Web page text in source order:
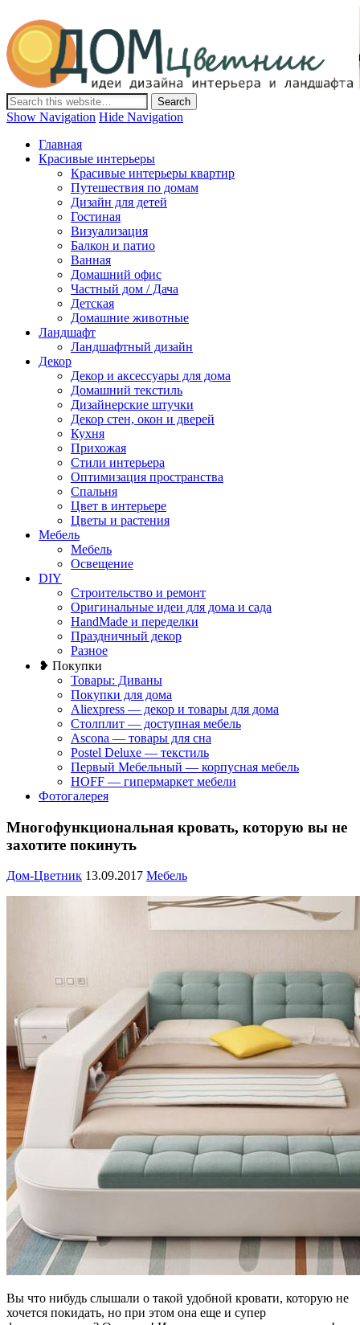
Дом-Цветник
Дизайн интерьера и ландшафта, декор и обустройство дома.
Идеи со всего мира.
Show Navigation Hide Navigation
Главная
Красивые интерьеры
Красивые интерьеры квартир
Путешествия по домам
Дизайн для детей
Гостиная
Визуализация
Балкон и патио
Ванная
Домашний офис
Частный дом / Дача
Детская
Домашние животные
Ландшафт
Ландшафтный дизайн
Декор
Декор и аксессуары для дома
Домашний текстиль
Дизайнерские штучки
Декор стен, окон и дверей
Кухня
Прихожая
Стили интерьера
Оптимизация пространства
Спальня
Цвет в интерьере
Цветы и растения
Мебель
Мебель
Освещение
DIY
Строительство и ремонт
Оригинальные идеи для дома и сада
HandMade и переделки
Праздничный декор
Разное
❥ Покупки
Товары: Диваны
Покупки для дома
Aliexpress — декор и товары для дома
Столплит — доступная мебель
Ascona — товары для сна
Postel Deluxe — текстиль
Первый Мебельный — корпусная мебель
HOFF — гипермаркет мебели
Фотогалерея
Многофункциональная кровать, которую вы не
захотите покинуть
Дом-Цветник 13.09.2017 Мебель
Вы что нибудь слышали о такой удобной кровати, которую не
хочется покидать, но при этом она еще и супер